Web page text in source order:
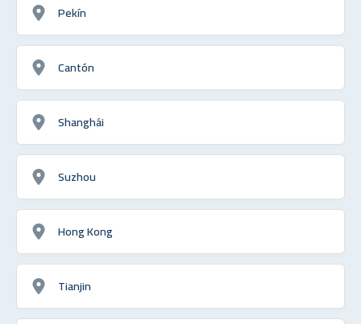
Pekín
Cantón
Shanghái
Suzhou
Hong Kong
Tianjin